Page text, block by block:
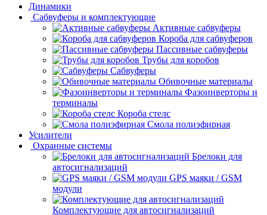
Динамики
Сабвуферы и комплектующие
Активные сабвуферы
Короба для сабвуферов
Пассивные сабвуферы
Трубы для коробов
Сабвуферы
Обивочные материалы
Фазоинверторы и
терминалы
Короба стелс
Смола полиэфирная
Усилители
Охранные системы
Брелоки для
автосигнализаций
GPS маяки / GSM
модули
Комплектующие для автосигнализаций